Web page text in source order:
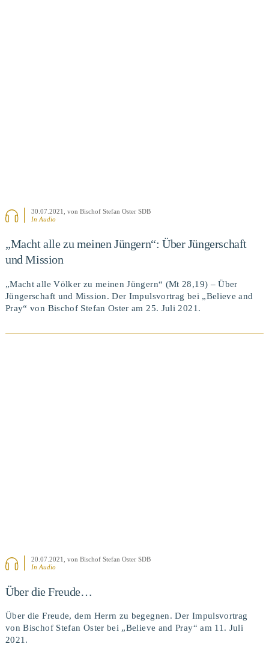
30.07.2021
, von Bischof Stefan Oster SDB
In Audio
„Macht alle zu meinen Jüngern“: Über Jüngerschaft
und Mission
„Macht alle Völker zu meinen Jüngern“ (Mt 28,19) – Über
Jüngerschaft und Mission. Der Impulsvortrag bei „Believe and
Pray“ von Bischof Stefan Oster am 25. Juli 2021.
20.07.2021
, von Bischof Stefan Oster SDB
In Audio
Über die Freude…
Über die Freude, dem Herrn zu begegnen. Der Impulsvortrag
von Bischof Stefan Oster bei „Believe and Pray“ am 11. Juli
2021.